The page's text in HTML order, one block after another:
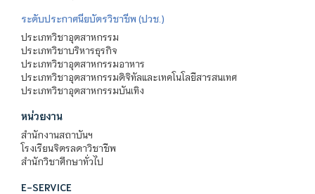
ระดับประกาศนียบัตรวิชาชีพ (ปวช.)
ประเภทวิชาอุตสาหกรรม
ประเภทวิชาบริหารธุรกิจ
ประเภทวิชาอุตสาหกรรมอาหาร
ประเภทวิชาอุตสาหกรรมดิจิทัลและเทคโนโลยีสารสนเทศ
ประเภทวิชาอุตสาหกรรมบันเทิง
หน่วยงาน
สำนักงานสถาบันฯ
โรงเรียนจิตรลดาวิชาชีพ
สำนักวิชาศึกษาทั่วไป
E-SERVICE